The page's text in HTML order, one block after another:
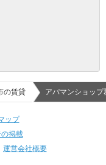
の賃貸 アパマンショッ
ップ
掲載
運営会社概要